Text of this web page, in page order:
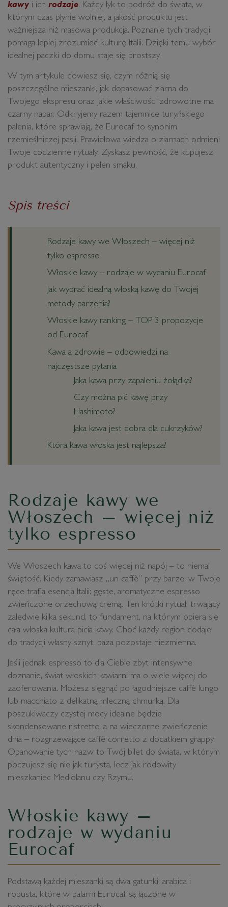
kawy i ich rodzaje. Każdy łyk to podróż do świata, w
którym czas płynie wolniej, a jakość produktu jest
ważniejsza niż masowa produkcja. Poznanie tych tradycji
pomaga lepiej zrozumieć kulturę Italii. Dzięki temu wybór
idealnej paczki do domu staje się prostszy.
W tym artykule dowiesz się, czym różnią się
poszczególne mieszanki, jak dopasować ziarna do
Twojego ekspresu oraz jakie właściwości zdrowotne ma
czarny napar. Odkryjemy razem tajemnice turyńskiego
palenia, które sprawiają, że Eurocaf to synonim
rzemieślniczej pasji. Prawidłowa wiedza o ziarnach odmieni
Twoje codzienne rytuały. Zyskasz pewność, że kupujesz
produkt autentyczny i pełen smaku.
Spis treści
Rodzaje kawy we Włoszech – więcej niż
tylko espresso
Włoskie kawy – rodzaje w wydaniu Eurocaf
Jak wybrać idealną włoską kawę do Twojej
metody parzenia?
Włoskie kawy ranking – TOP 3 propozycje
od Eurocaf
Kawa a zdrowie – odpowiedzi na
najczęstsze pytania
Jaka kawa przy zapaleniu żołądka?
Czy można pić kawę przy
Hashimoto?
Jaka kawa jest dobra dla cukrzyków?
Która kawa włoska jest najlepsza?
Rodzaje kawy we
Włoszech – więcej niż
tylko espresso
We Włoszech kawa to coś więcej niż napój – to niemal
świętość. Kiedy zamawiasz „un caffè” przy barze, w Twoje
ręce trafia esencja Italii: gęste, aromatyczne espresso
zwieńczone orzechową cremą. Ten krótki rytuał, trwający
zaledwie kilka sekund, to fundament, na którym opiera się
cała włoska kultura picia kawy. Choć każdy region dodaje
do tradycji własny sznyt, baza pozostaje niezmienna.
Jeśli jednak espresso to dla Ciebie zbyt intensywne
doznanie, świat włoskich kawiarni ma o wiele więcej do
zaoferowania. Możesz sięgnąć po łagodniejsze caffè lungo
lub macchiato z delikatną mleczną chmurką. Dla
poszukiwaczy czystej mocy idealne będzie
skondensowane ristretto, a na wieczorne zwieńczenie
dnia – rozgrzewające caffè corretto z dodatkiem grappy.
Opanowanie tych nazw to Twój bilet do świata, w którym
poczujesz się nie jak turysta, lecz jak rodowity
mieszkaniec Mediolanu czy Rzymu.
Włoskie kawy –
rodzaje w wydaniu
Eurocaf
Podstawą każdej mieszanki są dwa gatunki: arabica i
robusta, które w palarni Eurocaf są łączone w